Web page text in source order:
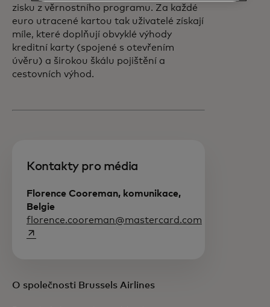
zisku z věrnostního programu. Za každé
euro utracené kartou tak uživatelé získají
míle, které doplňují obvyklé výhody
kreditní karty (spojené s otevřením
úvěru) a širokou škálu pojištění a
cestovních výhod.
Kontakty pro média
Florence Cooreman, komunikace,
Belgie
florence.cooreman@mastercard.com
O společnosti Brussels Airlines